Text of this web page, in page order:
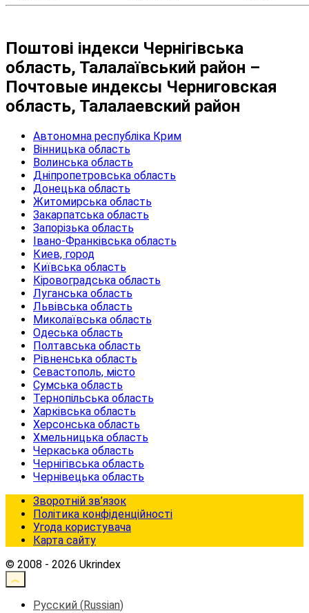
Поштові індекси Чернігівська
область, Талалаївський район –
Почтовые индексы Черниговская
область, Талалаевский район
Автономна республіка Крим
Вінницька область
Волинська область
Дніпропетровська область
Донецька область
Житомирська область
Закарпатська область
Запорізька область
Івано-Франківська область
Киев, город
Київська область
Кіровоградська область
Луганська область
Львівська область
Миколаївська область
Одеська область
Полтавська область
Рівненська область
Севастополь, місто
Сумська область
Тернопільська область
Харківська область
Херсонська область
Хмельницька область
Черкаська область
Чернігівська область
Чернівецька область
Зворотній зв’язок
Політика конфіденційності
Угода користувача
Карта сайту
© 2008 - 2026 Ukrindex
Русский (Russian)